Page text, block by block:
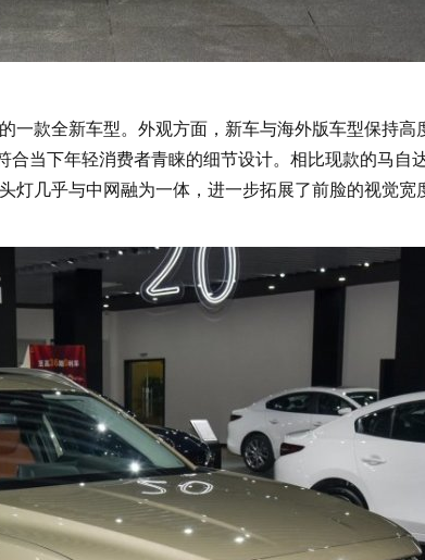
款全新车型。外观方面，新车与海外版车型保持高
当下年轻消费者青睐的细节设计。相比现款的马自
灯几乎与中网融为一体，进一步拓展了前脸的视觉宽